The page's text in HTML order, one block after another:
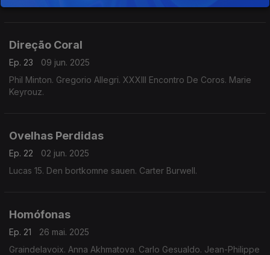
Direção Coral
Ep. 23
09 jun. 2025
Phil Minton. Gregorio Allegri. XXXIII Encontro De Coros. Marie
Keyrouz.
Ovelhas Perdidas
Ep. 22
02 jun. 2025
Lucas 15. Den bortkomne sauen. Carter Burwell.
Homófonas
Ep. 21
26 mai. 2025
Graindelavoix. Anna Akhmatova. Carlo Gesualdo. Jean-Philippe